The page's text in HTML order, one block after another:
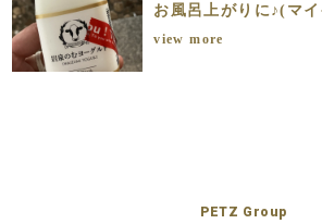
お風呂上がりに♪(マ
view more
PETZ Group